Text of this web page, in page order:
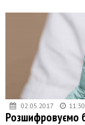
02.05.2017 11:30
Розшифровуємо